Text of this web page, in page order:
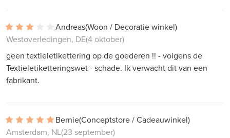
Andreas(Woon / Decoratie winkel)
Westoverledingen, DE(4 oktober)
geen textieletikettering op de goederen !! - volgens de
Textieletiketteringswet - schade. Ik verwacht dit van een
fabrikant.
Bernie(Conceptstore / Cadeauwinkel)
Amsterdam, NL(23 september)